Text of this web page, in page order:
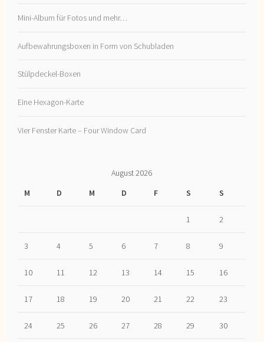
Mini-Album für Fotos und mehr…
Aufbewahrungsboxen in Form von Schubladen
Stülpdeckel-Boxen
Eine Hexagon-Karte
Vier Fenster Karte – Four Window Card
August 2026
M
D M D F S S
1 2
3 4 5 6 7 8 9
10 11 12 13 14 15 16
17 18 19 20 21 22 23
24 25 26 27 28 29 30